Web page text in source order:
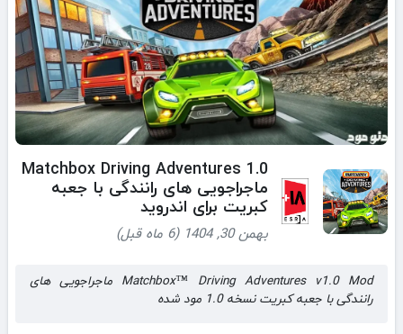
Matchbox Driving Adventures 1.0
ماجراجویی های رانندگی با جعبه
کبریت برای اندروید
بهمن 30, 1404 (6 ماه قبل)
Matchbox™ Driving Adventures v1.0 Mod ماجراجویی های
رانندگی با جعبه کبریت نسخه 1.0 مود شده